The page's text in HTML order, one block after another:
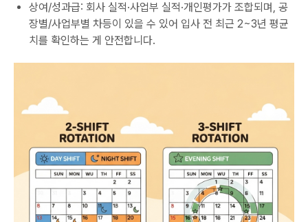
상여/성과급: 회사 실적·사업부 실적·개인평가가 조합되며, 공
장별/사업부별 차등이 있을 수 있어 입사 전 최근 2~3년 평균
치를 확인하는 게 안전합니다.